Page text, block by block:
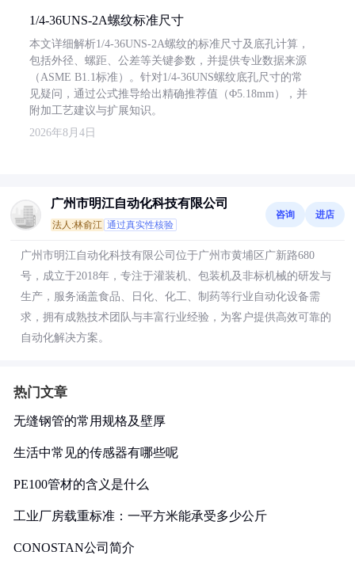
1/4-36UNS-2A螺纹标准尺寸
本文详细解析1/4-36UNS-2A螺纹的标准尺寸及底孔计算，
包括外径、螺距、公差等关键参数，并提供专业数据来源
（ASME B1.1标准）。针对1/4-36UNS螺纹底孔尺寸的常
见疑问，通过公式推导给出精确推荐值（Φ5.18mm），并
附加工艺建议与扩展知识。
2026年8月4日
广州市明江自动化科技有限公司
法人:林俞江 通过真实性核验
咨询 进店
广州市明江自动化科技有限公司位于广州市黄埔区广新路680
号，成立于2018年，专注于灌装机、包装机及非标机械的研发与
生产，服务涵盖食品、日化、化工、制药等行业自动化设备需
求，拥有成熟技术团队与丰富行业经验，为客户提供高效可靠的
自动化解决方案。
热门文章
无缝钢管的常用规格及壁厚
生活中常见的传感器有哪些呢
PE100管材的含义是什么
工业厂房载重标准：一平方米能承受多少公斤
CONOSTAN公司简介